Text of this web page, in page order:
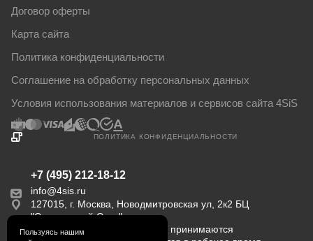
Договор оферты
Карта сайта
Политика конфиденциальности
Соглашение на обработку персональных данных
Условия использования материалов и сервисов сайта 4SiS
ПОЛИТИКА КОНФИДЕНЦИАЛЬНОСТИ
+7 (495) 212-18-12
info@4sis.ru
127015, г. Москва, Новодмитровская ул, 2к2 БЦ
"Савеловский Сити".
Пн-Пт с 9:00 до 18:00. Заказы принимаются
Пользуясь нашим